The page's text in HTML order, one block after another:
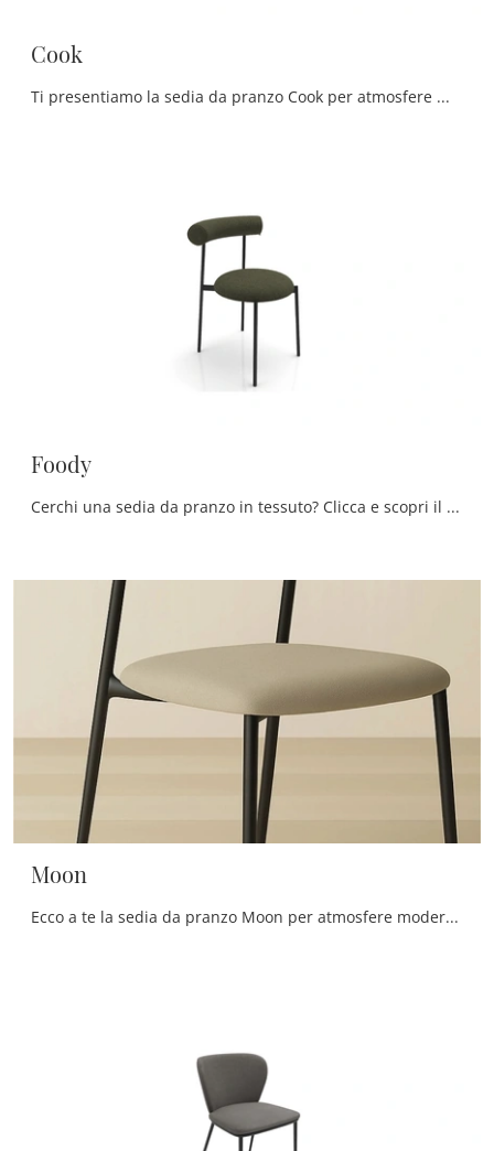
Cook
Ti presentiamo la sedia da pranzo Cook per atmosfere moderne, tra le più esclusive Sedie fisse di Zamagna.
Foody
Cerchi una sedia da pranzo in tessuto? Clicca e scopri il modello Foody di Zamagna per ultimare i tuoi locali ottimamente.
Moon
Ecco a te la sedia da pranzo Moon per atmosfere moderne, tra le più esclusive Sedie fisse di Zamagna.